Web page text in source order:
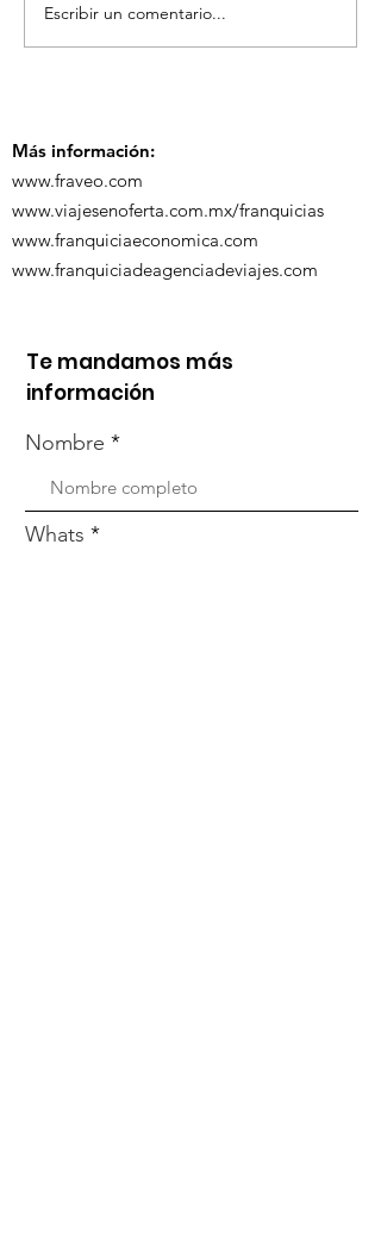
TourTravelynByFraveo
participó en la
Escribir un comentario...
Más información:
www.fraveo.com
www.viajesenoferta.com.mx/franquicias
www.franquiciaeconomica.com
www.franquiciadeagenciadeviajes.com
Te mandamos más
información
Nombre
Whats